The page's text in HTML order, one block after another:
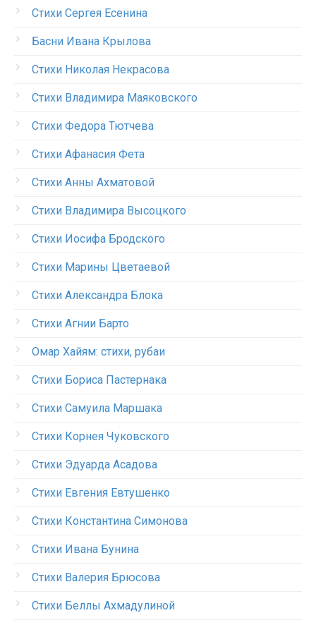
Стихи Сергея Есенина
Басни Ивана Крылова
Стихи Николая Некрасова
Стихи Владимира Маяковского
Стихи Федора Тютчева
Стихи Афанасия Фета
Стихи Анны Ахматовой
Стихи Владимира Высоцкого
Стихи Иосифа Бродского
Стихи Марины Цветаевой
Стихи Александра Блока
Стихи Агнии Барто
Омар Хайям: стихи, рубаи
Стихи Бориса Пастернака
Стихи Самуила Маршака
Стихи Корнея Чуковского
Стихи Эдуарда Асадова
Стихи Евгения Евтушенко
Стихи Константина Симонова
Стихи Ивана Бунина
Стихи Валерия Брюсова
Стихи Беллы Ахмадулиной